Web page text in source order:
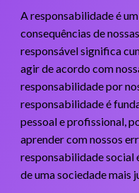
A responsabilidade é
consequências de
responsável significa
agir de acordo com
responsabilidade por
responsabilidade é
pessoal e profissional,
aprender com nossos
responsabilidade social
de uma sociedade mais